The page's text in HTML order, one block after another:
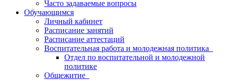
Часто задаваемые вопросы
Обучающимся
Личный кабинет
Расписание занятий
Расписание аттестаций
Воспитательная работа и молодежная политика
Отдел по воспитательной и молодежной
политике
Общежитие